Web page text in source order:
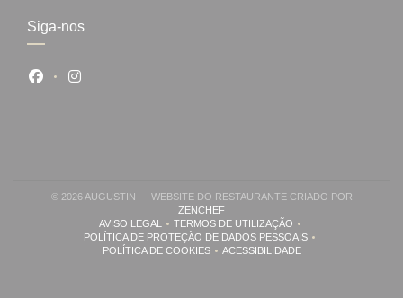
Siga-nos
Facebook ((abre numa nova janela))
Instagram ((abre numa nova janela))
© 2026 AUGUSTIN — WEBSITE DO RESTAURANTE CRIADO POR
ZENCHEF((ABRE NUMA NOVA JANELA))
AVISO LEGAL((ABRE NUMA NOVA JANELA))
TERMOS DE UTILIZAÇÃO((ABRE NUMA NOVA JANELA))
POLÍTICA DE PROTEÇÃO DE DADOS PESSOAIS
((ABRE NUMA NOVA JANELA))
POLÍTICA DE COOKIES((ABRE NUMA NOVA JANELA))
ACESSIBILIDADE((ABRE NUMA NOVA JANELA))